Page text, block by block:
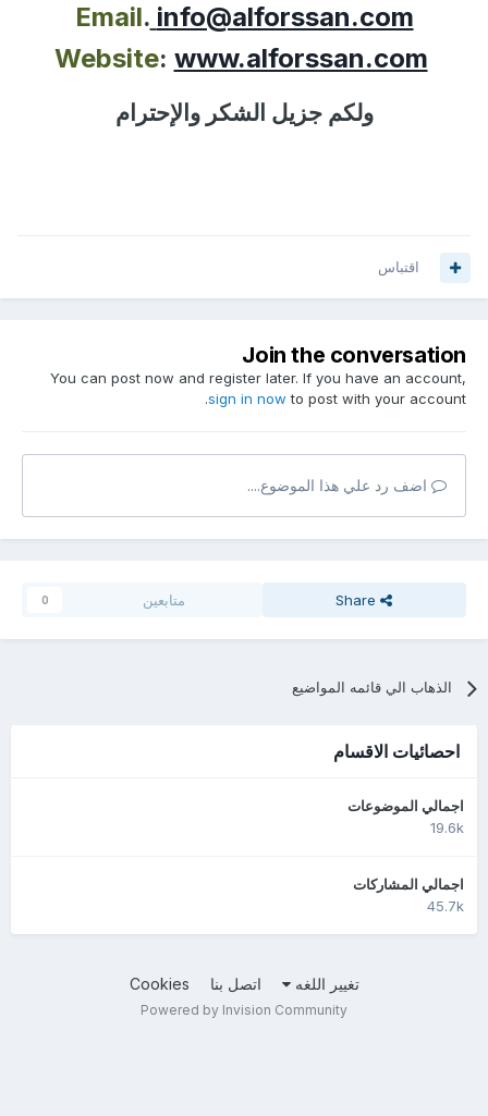
Email. info@alforssan.com
Website:www.alforssan.com
ولكم جزيل الشكر والإحترام
اقتباس
Join the conversation
You can post now and register later. If you have an account,
sign in nowto post with your account.
اضف رد علي هذا الموضوع....
Share متابعين 0
الذهاب الي قائمه المواضيع
احصائيات الاقسام
اجمالي الموضوعات
19.6k
اجمالي المشاركات
45.7k
تغيير اللغه اتصل بنا Cookies
Powered by Invision Community